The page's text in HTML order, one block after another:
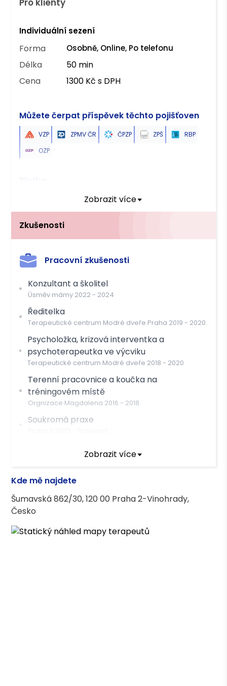
Pro klienty
Individuální sezení
Forma Osobně, Online, Po telefonu
Délka
50 min
Cena
1300 Kč s DPH
Můžete čerpat příspěvek těchto pojišťoven
VZP ZPMV ČR ČPZP ZPŠ
RBP
OZP
Zobrazit více
Zkušenosti
Pracovní zkušenosti
Konzultant a školitel
Úsměv mámy 2022- 2024
Ředitelka
Terapeutické centrum Modré dveře Praha 2019 - 2020
Psycholožka, krizová interventka a
psychoterapeutka ve výcviku
Terapeutické centrum Modré dveře 2018 - 2020
Terenní pracovnice a koučka na
tréningovém místě
Orgnizace Magdalena 2016 - 2018
Soukromá praxe
Daseinsanalytický výcvik
Zobrazit více
Kde mě najdete
Šumavská 862/30, 120 00 Praha 2-Vinohrady,
Česko